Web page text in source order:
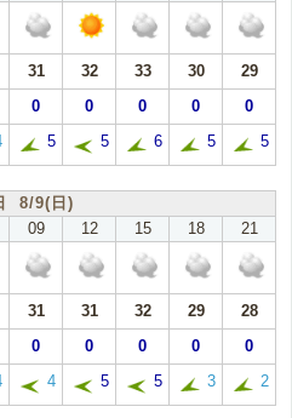
31 32 33 30
29
0 0 0 0 0
5 5 6 5 5
8/9(日)
09 12 15 18 21
31 31 32 29
28
0 0 0 0 0
4 5 5 3 2